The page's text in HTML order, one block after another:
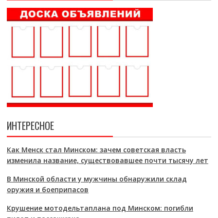
ИНТЕРЕСНОЕ
Как Менск стал Минском: зачем советская власть
изменила название, существовавшее почти тысячу лет
В Минской области у мужчины обнаружили склад
оружия и боеприпасов
Крушение мотодельтаплана под Минском: погибли